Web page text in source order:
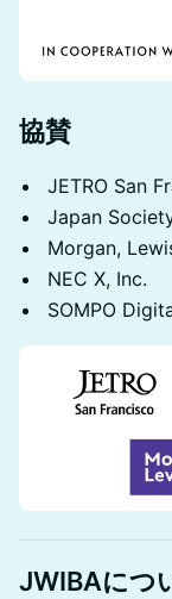
協賛
JETRO San
Japan
Morgan,
NEC X, Inc.
SOMPO
JWIBAにつ